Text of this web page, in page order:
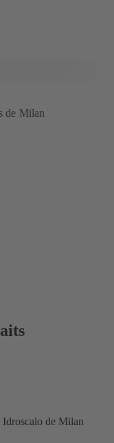
de Milan
Idroscalo de Milan